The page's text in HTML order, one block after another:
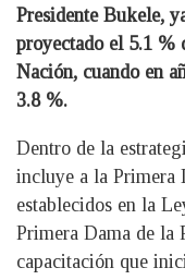
Presidente Bukele,
proyectado el 5.1 %
Nación, cuando en
3.8 %.
Dentro de la
incluye a la Primera
establecidos en la
Primera Dama de la
capacitación que